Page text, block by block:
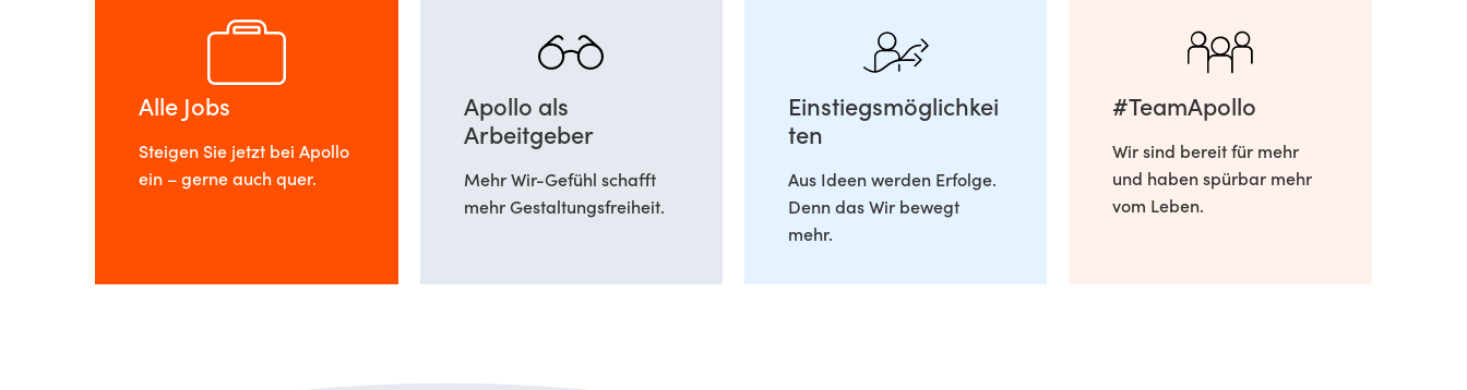
Alle Jobs
Steigen Sie jetzt bei Apollo
ein – gerne auch quer.
Apollo als
Arbeitgeber
Mehr Wir-Gefühl schafft
mehr Gestaltungsfreiheit.
Einstiegsmöglichkei
ten
Aus Ideen werden Erfolge.
Denn das Wir bewegt
mehr.
#TeamApollo
Wir sind bereit für mehr
und haben spürbar mehr
vom Leben.